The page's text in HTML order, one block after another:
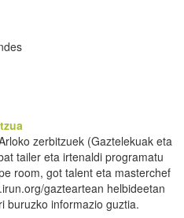
zerbitzuek (Gaztelekuak eta
tailer eta irtenaldi programatu
room, got talent eta masterchef
gazteartean helbideetan
buruzko informazio guztia.